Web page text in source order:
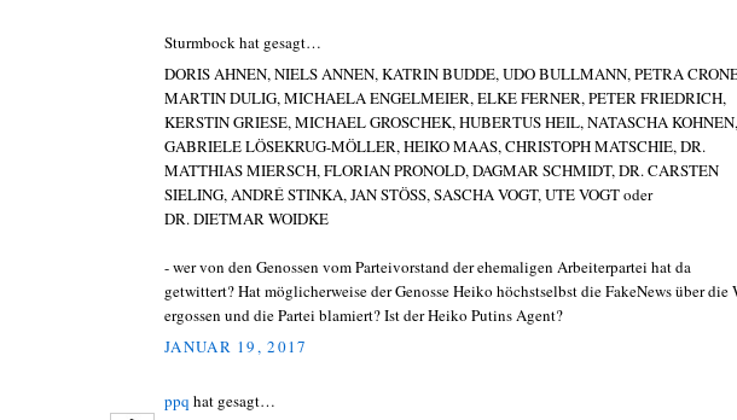
Sturmbock hat gesagt…
DORIS AHNEN, NIELS ANNEN, KATRIN BUDDE, UDO BULLMANN, PETRA
MARTIN DULIG, MICHAELA ENGELMEIER, ELKE FERNER, PETER FRIEDRICH,
KERSTIN GRIESE, MICHAEL GROSCHEK, HUBERTUS HEIL, NATASCHA KOHNEN,
GABRIELE LÖSEKRUG-MÖLLER, HEIKO MAAS, CHRISTOPH MATSCHIE, DR.
MATTHIAS MIERSCH, FLORIAN PRONOLD, DAGMAR SCHMIDT, DR. CARSTEN
SIELING, ANDRÉ STINKA, JAN STÖSS, SASCHA VOGT, UTE VOGT oder
DR. DIETMAR WOIDKE
- wer von den Genossen vom Parteivorstand der ehemaligen Arbeiterpartei hat da
getwittert? Hat möglicherweise der Genosse Heiko höchstselbst die FakeNews über die
ergossen und die Partei blamiert? Ist der Heiko Putins Agent?
JANUAR 19, 2017
ppq hat gesagt…